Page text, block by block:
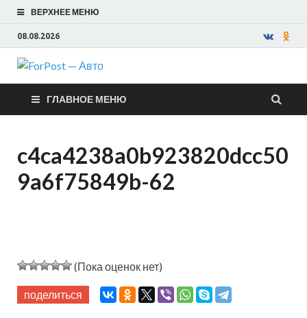
ВЕРХНЕЕ МЕНЮ
08.08.2026
ForPost —
Авто
ГЛАВНОЕ МЕНЮ
c4ca4238a0b923820dcc50
9a6f75849b-62
(Пока оценок нет)
поделиться